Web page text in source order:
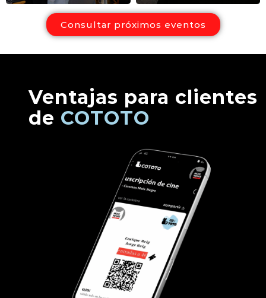
Consultar próximos eventos
Ventajas para clientes
de COTOTO